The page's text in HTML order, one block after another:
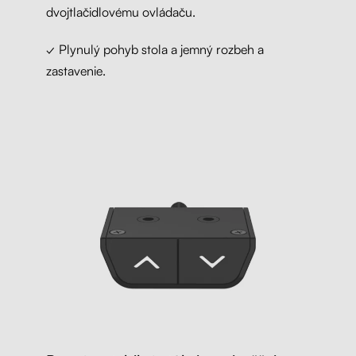
dvojtlačidlovému ovládaču.
✓ Plynulý pohyb stola a jemný rozbeh a
zastavenie.